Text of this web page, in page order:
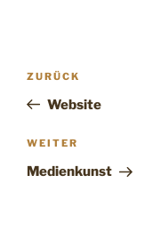
ZURÜCK
Website
WEITER
Medienkunst